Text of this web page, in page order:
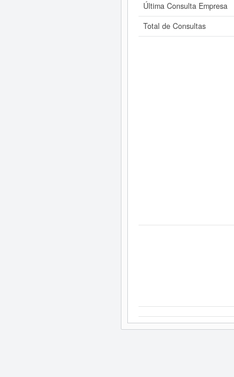
Última Consulta Empresa
Total de Consultas